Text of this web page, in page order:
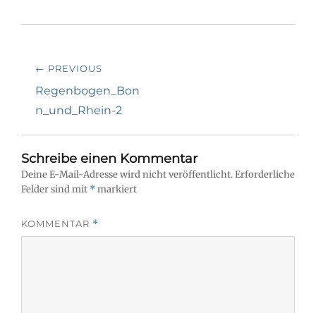
Beitrags-
Navigation
← PREVIOUS
Previous
post:
Regenbogen_Bon
n_und_Rhein-2
Schreibe einen Kommentar
Deine E-Mail-Adresse wird nicht veröffentlicht.Erforderliche
Felder sind mit *markiert
KOMMENTAR *